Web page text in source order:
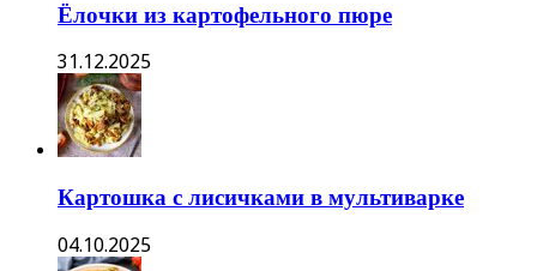
Ёлочки из картофельного пюре
31.12.2025
Картошка с лисичками в мультиварке
04.10.2025